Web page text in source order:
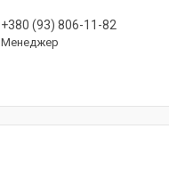
+380 (93) 806-11-82
Менеджер